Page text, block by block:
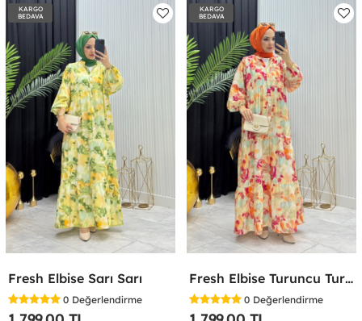
KARGO
BEDAVA
Fresh Elbise Sarı Sarı
0 Değerlendirme
KARGO
BEDAVA
Fresh Elbise Turuncu Turuncu
0 Değerlendirme